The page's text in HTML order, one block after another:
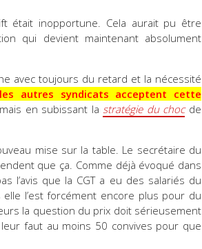
était inopportune. Cela aurait pu être
qui devient maintenant absolument
avec toujours du retard et la nécessité
autres syndicats acceptent cette
en subissant lastratégie du chocde
mise sur la table. Le secrétaire du
que ça. Comme déjà évoqué dans
l’avis que la CGT a eu des salariés du
l’est forcément encore plus pour du
la question du prix doit sérieusement
faut au moins 50 convives pour que